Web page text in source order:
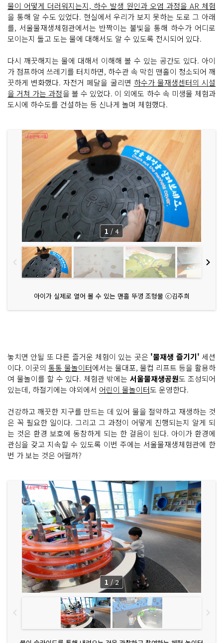
물이 어떻게 더러워지는지, 하수 발생 원인과 오염 과정을 AR 체험
을 통해 알 수도 있었다. 현실에서 우리가 보지 못하는 도로 그 아래
를, 서울물재생체험관에서는 반짝이는 불빛을 통해 하수가 어디로
모이는지 돌고 도는 물에 대해서도 알 수 있도록 전시되어 있다.
다시 깨끗해지는 물에 대해서 이해해 볼 수 있는 공간도 있다. 아이
가 점프하여 쓰레기를 터치하면, 하수관 속 막힌 맨홀이 청소되어 깨
끗하게 변화했다. 자전거 페달을 굴리면 하수가 물재생센터의 시설
을 거쳐 가는 과정을 볼 수 있었다. 이 외에도 하수 속 미생물 체험과
도시에 하수도를 건설하는 등 신나게 놀며 체험했다.
아이가 실제로 열어 볼 수 있는 맨홀 뚜껑 조형물 ⓒ김주희
1 / 4
놓치면 안될 또 다른 즐거운 체험이 있는 곳은 '물재생 즐기기' 세션
이다. 이곳의 통통 물놀이터에서는 물대포, 물컵 리프트 등을 활용하
여 물놀이를 할 수 있다. 체험관 밖에는 서울물재생공원도 조성되어
있는데, 하절기에는 야외에서 어린이 물놀이터도 운영한다.
건강하고 깨끗한 지구를 만드는 데 있어 물을 절약하고 재생하는 것
은 꼭 필요한 일이다. 그리고 그 과정이 어떻게 진행되는지 알게 되
는 것은 환경 보호에 동참하게 되는 한 걸음이 된다. 아이가 환경에
관심을 갖고 지속할 수 있도록 이번 주에는 서울물재생체험관에 한
번 가 보는 것은 어떨까?
1 / 2